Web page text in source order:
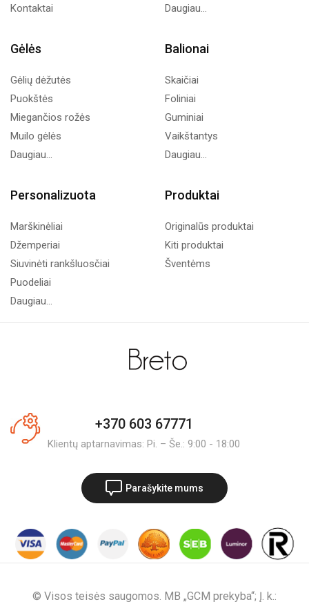
Kontaktai
Daugiau...
Gėlės
Gėlių dėžutės
Puokštės
Miegančios rožės
Muilo gėlės
Daugiau...
Balionai
Skaičiai
Foliniai
Guminiai
Vaikštantys
Daugiau...
Personalizuota
Marškinėliai
Džemperiai
Siuvinėti rankšluosčiai
Puodeliai
Daugiau...
Produktai
Originalūs produktai
Kiti produktai
Šventėms
+370 603 67771
Klientų aptarnavimas: Pi. – Še.: 9:00 - 18:00
Parašykite mums
© Visos teisės saugomos. MB „GCM prekyba“; Į. k.: